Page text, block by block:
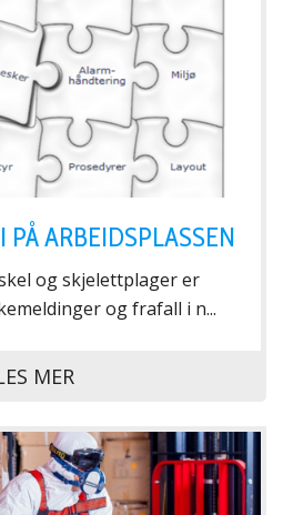
ARBEIDSPLASSEN
og skjelettplager er
og frafall i n...
MER